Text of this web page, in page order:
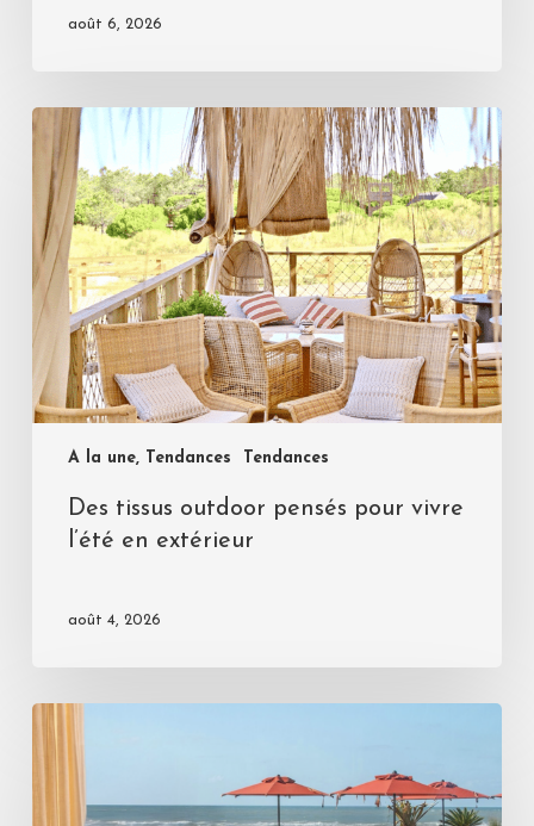
août 6, 2026
A la une, Tendances Tendances
Des tissus outdoor pensés pour vivre
l’été en extérieur
août 4, 2026